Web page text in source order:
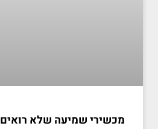
מכשירי שמיעה שלא רואים